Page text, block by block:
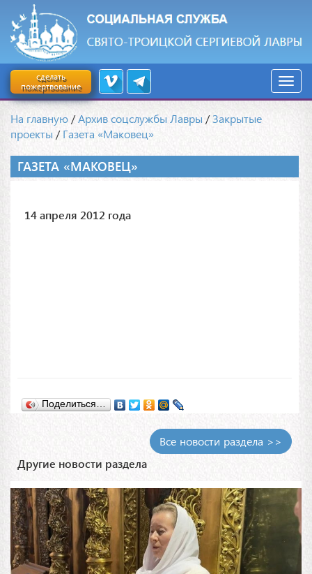
сделать
пожертвование
На главную /Архив соцслужбы Лавры /Закрытые
проекты /Газета «Маковец»
ГАЗЕТА «МАКОВЕЦ»
14 апреля 2012 года
Поделиться…
Все новости раздела >>
Другие новости раздела